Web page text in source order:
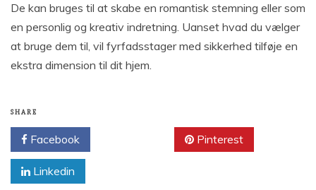
De kan bruges til at skabe en romantisk stemning eller som
en personlig og kreativ indretning. Uanset hvad du vælger
at bruge dem til, vil fyrfadsstager med sikkerhed tilføje en
ekstra dimension til dit hjem.
SHARE
Facebook Pinterest
Linkedin